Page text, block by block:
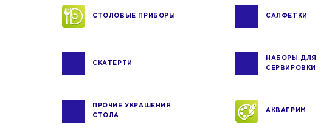
СТОЛОВЫЕ ПРИБОРЫ САЛФЕТКИ
СКАТЕРТИ
НАБОРЫ ДЛЯ
СЕРВИРОВКИ
ПРОЧИЕ УКРАШЕНИЯ
СТОЛА
АКВАГРИМ